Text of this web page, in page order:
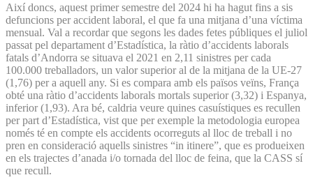
Així doncs, aquest primer semestre del 2024 hi ha hagut fins a sis
defuncions per accident laboral, el que fa una mitjana d’una víctima
mensual. Val a recordar que segons les dades fetes públiques el juliol
passat pel departament d’Estadística, la ràtio d’accidents laborals
fatals d’Andorra se situava el 2021 en 2,11 sinistres per cada
100.000 treballadors, un valor superior al de la mitjana de la UE-27
(1,76) per a aquell any. Si es compara amb els països veïns, França
obté una ràtio d’accidents laborals mortals superior (3,32) i Espanya,
inferior (1,93). Ara bé, caldria veure quines casuístiques es recullen
per part d’Estadística, vist que per exemple la metodologia europea
només té en compte els accidents ocorreguts al lloc de treball i no
pren en consideració aquells sinistres “in itinere”, que es produeixen
en els trajectes d’anada i/o tornada del lloc de feina, que la CASS sí
que recull.